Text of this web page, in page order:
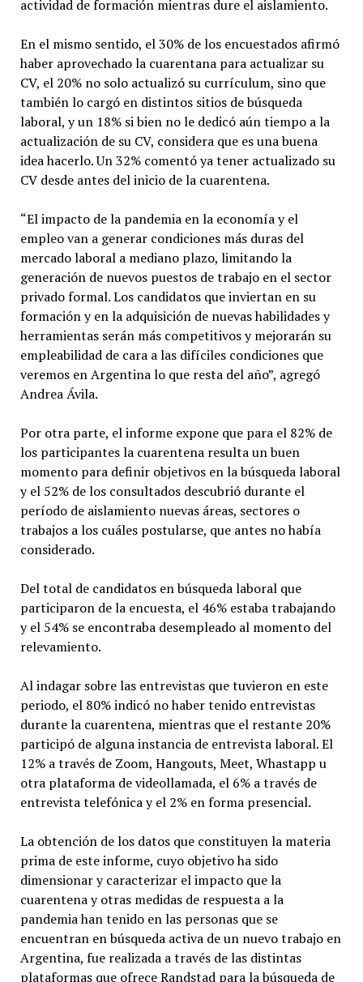
actividad de formación mientras dure el aislamiento.
En el mismo sentido, el 30% de los encuestados afirmó
haber aprovechado la cuarentana para actualizar su
CV, el 20% no solo actualizó su currículum, sino que
también lo cargó en distintos sitios de búsqueda
laboral, y un 18% si bien no le dedicó aún tiempo a la
actualización de su CV, considera que es una buena
idea hacerlo. Un 32% comentó ya tener actualizado su
CV desde antes del inicio de la cuarentena.
“El impacto de la pandemia en la economía y el
empleo van a generar condiciones más duras del
mercado laboral a mediano plazo, limitando la
generación de nuevos puestos de trabajo en el sector
privado formal. Los candidatos que inviertan en su
formación y en la adquisición de nuevas habilidades y
herramientas serán más competitivos y mejorarán su
empleabilidad de cara a las difíciles condiciones que
veremos en Argentina lo que resta del año”, agregó
Andrea Ávila.
Por otra parte, el informe expone que para el 82% de
los participantes la cuarentena resulta un buen
momento para definir objetivos en la búsqueda laboral
y el 52% de los consultados descubrió durante el
período de aislamiento nuevas áreas, sectores o
trabajos a los cuáles postularse, que antes no había
considerado.
Del total de candidatos en búsqueda laboral que
participaron de la encuesta, el 46% estaba trabajando
y el 54% se encontraba desempleado al momento del
relevamiento.
Al indagar sobre las entrevistas que tuvieron en este
periodo, el 80% indicó no haber tenido entrevistas
durante la cuarentena, mientras que el restante 20%
participó de alguna instancia de entrevista laboral. El
12% a través de Zoom, Hangouts, Meet, Whastapp u
otra plataforma de videollamada, el 6% a través de
entrevista telefónica y el 2% en forma presencial.
La obtención de los datos que constituyen la materia
prima de este informe, cuyo objetivo ha sido
dimensionar y caracterizar el impacto que la
cuarentena y otras medidas de respuesta a la
pandemia han tenido en las personas que se
encuentran en búsqueda activa de un nuevo trabajo en
Argentina, fue realizada a través de las distintas
plataformas que ofrece Randstad para la búsqueda de